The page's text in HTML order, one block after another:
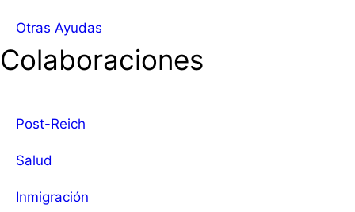
Otras Ayudas
Colaboraciones
Post-Reich
Salud
Inmigración